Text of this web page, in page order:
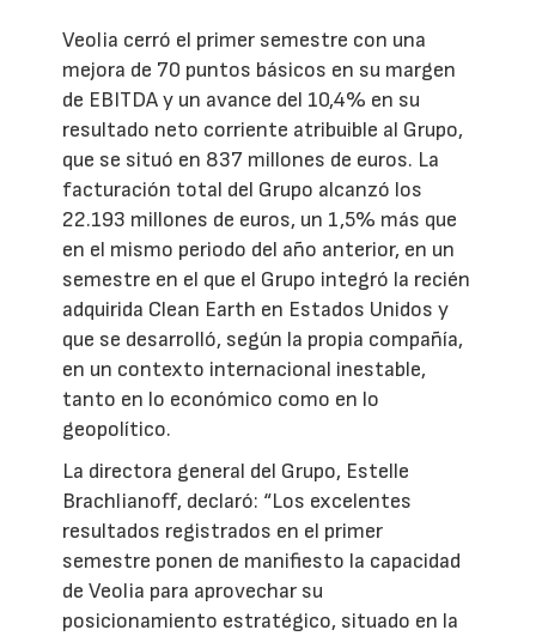
Veolia cerró el primer semestre con una
mejora de 70 puntos básicos en su margen
de EBITDA y un avance del 10,4% en su
resultado neto corriente atribuible al Grupo,
que se situó en 837 millones de euros. La
facturación total del Grupo alcanzó los
22.193 millones de euros, un 1,5% más que
en el mismo periodo del año anterior, en un
semestre en el que el Grupo integró la recién
adquirida Clean Earth en Estados Unidos y
que se desarrolló, según la propia compañía,
en un contexto internacional inestable,
tanto en lo económico como en lo
geopolítico.
La directora general del Grupo, Estelle
Brachlianoff, declaró: “Los excelentes
resultados registrados en el primer
semestre ponen de manifiesto la capacidad
de Veolia para aprovechar su
posicionamiento estratégico, situado en la